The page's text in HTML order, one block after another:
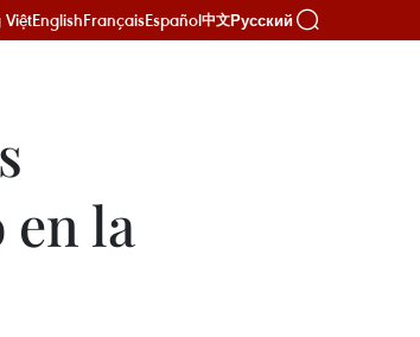
ViệtEnglishFrançaisEspañol中文Русский
la